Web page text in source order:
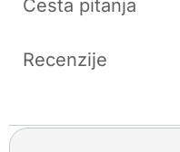
Česta pitanja
Recenzije